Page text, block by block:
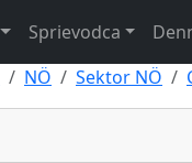
Sprievodca
NÖ Sektor NÖ